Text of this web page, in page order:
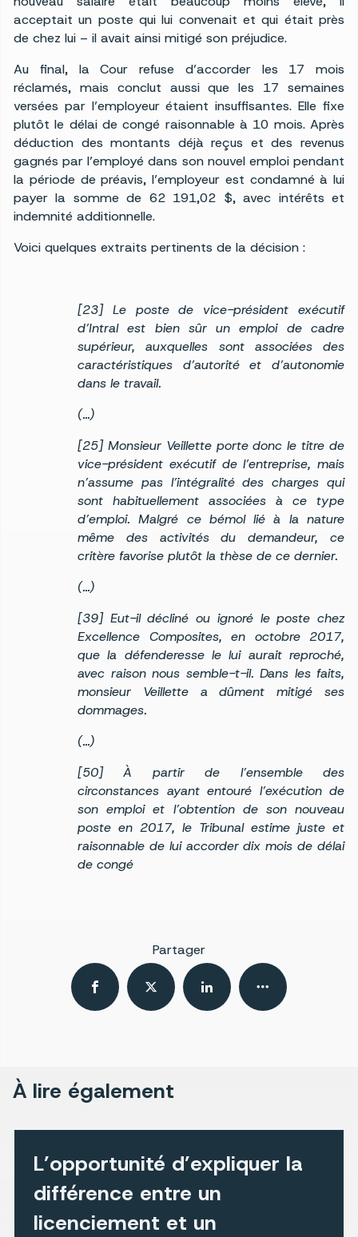
acceptait un poste qui lui convenait et qui était près
de chez lui – il avait ainsi mitigé son préjudice.
Au final, la Cour refuse d’accorder les 17 mois
réclamés, mais conclut aussi que les 17 semaines
versées par l’employeur étaient insuffisantes. Elle fixe
plutôt le délai de congé raisonnable à 10 mois. Après
déduction des montants déjà reçus et des revenus
gagnés par l’employé dans son nouvel emploi pendant
la période de préavis, l’employeur est condamné à lui
payer la somme de 62 191,02 $, avec intérêts et
indemnité additionnelle.
Voici quelques extraits pertinents de la décision :
[23] Le poste de vice-président exécutif
d’Intral est bien sûr un emploi de cadre
supérieur, auxquelles sont associées des
caractéristiques d’autorité et d’autonomie
dans le travail.
(…)
[25] Monsieur Veillette porte donc le titre de
vice-président exécutif de l’entreprise, mais
n’assume pas l’intégralité des charges qui
sont habituellement associées à ce type
d’emploi. Malgré ce bémol lié à la nature
même des activités du demandeur, ce
critère favorise plutôt la thèse de ce dernier.
(…)
[39] Eut-il décliné ou ignoré le poste chez
Excellence Composites, en octobre 2017,
que la défenderesse le lui aurait reproché,
avec raison nous semble-t-il. Dans les faits,
monsieur Veillette a dûment mitigé ses
dommages.
(…)
[50] À partir de l’ensemble des
circonstances ayant entouré l’exécution de
son emploi et l’obtention de son nouveau
poste en 2017, le Tribunal estime juste et
raisonnable de lui accorder dix mois de délai
de congé
Partager
À lire également
L’opportunité d’expliquer la
différence entre un
licenciement et un